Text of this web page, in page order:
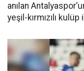
anılan
yeşil-kırmızılı